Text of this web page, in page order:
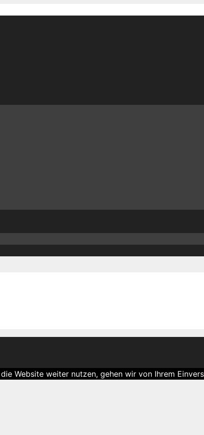
Website weiter nutzen, gehen wir von Ihrem